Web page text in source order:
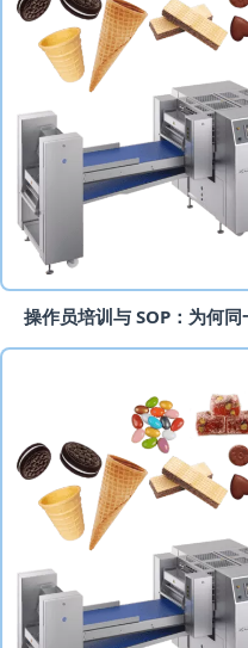
操作员培训与 SOP：为何